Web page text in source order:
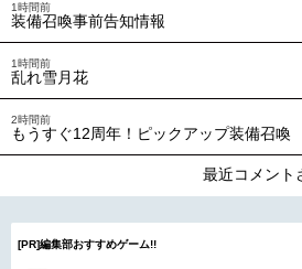
1時間前
装備召喚事前告知情報
1時間前
乱れ雪月花
2時間前
もうすぐ12周年！ピックアップ装備召喚
最近コメント
[PR]編集部おすすめゲーム!!